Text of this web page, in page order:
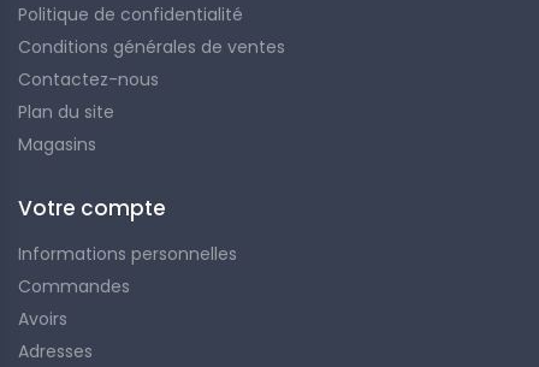
Politique de confidentialité
Conditions générales de ventes
Contactez-nous
Plan du site
Magasins
Votre compte
Informations personnelles
Commandes
Avoirs
Adresses